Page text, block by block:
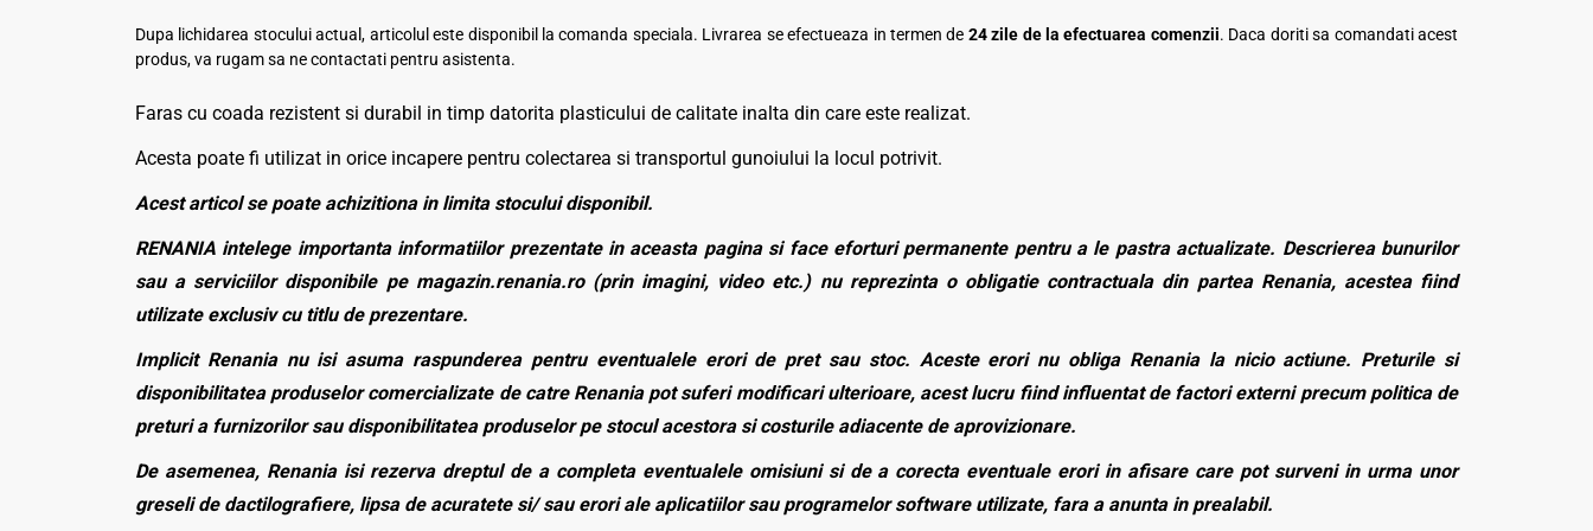
Dupa lichidarea stocului actual, articolul este disponibil la comanda speciala. Livrarea se efectueaza in termen de 24 zile de la efectuarea comenzii. Daca doriti sa comandati acest
produs, va rugam sa ne contactati pentru asistenta.
Faras cu coada rezistent si durabil in timp datorita plasticului de calitate inalta din care este realizat.
Acesta poate fi utilizat in orice incapere pentru colectarea si transportul gunoiului la locul potrivit.
Acest articol se poate achizitiona in limita stocului disponibil.
RENANIA intelege importanta informatiilor prezentate in aceasta pagina si face eforturi permanente pentru a le pastra actualizate. Descrierea bunurilor
sau a serviciilor disponibile pe magazin.renania.ro (prin imagini, video etc.) nu reprezinta o obligatie contractuala din partea Renania, acestea fiind
utilizate exclusiv cu titlu de prezentare.
Implicit Renania nu isi asuma raspunderea pentru eventualele erori de pret sau stoc. Aceste erori nu obliga Renania la nicio actiune. Preturile si
disponibilitatea produselor comercializate de catre Renania pot suferi modificari ulterioare, acest lucru fiind influentat de factori externi precum politica de
preturi a furnizorilor sau disponibilitatea produselor pe stocul acestora si costurile adiacente de aprovizionare.
De asemenea, Renania isi rezerva dreptul de a completa eventualele omisiuni si de a corecta eventuale erori in afisare care pot surveni in urma unor
greseli de dactilografiere, lipsa de acuratete si/ sau erori ale aplicatiilor sau programelor software utilizate, fara a anunta in prealabil.